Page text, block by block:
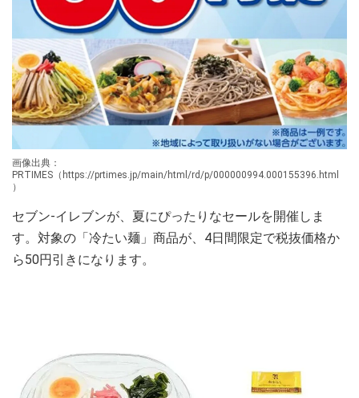
画像出典：
PRTIMES（https://prtimes.jp/main/html/rd/p/000000994.000155396.html
）
セブン-イレブンが、夏にぴったりなセールを開催しま
す。対象の「冷たい麺」商品が、4日間限定で税抜価格か
ら50円引きになります。